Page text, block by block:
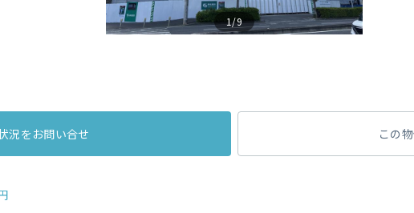
1/9
況をお問い合せ この